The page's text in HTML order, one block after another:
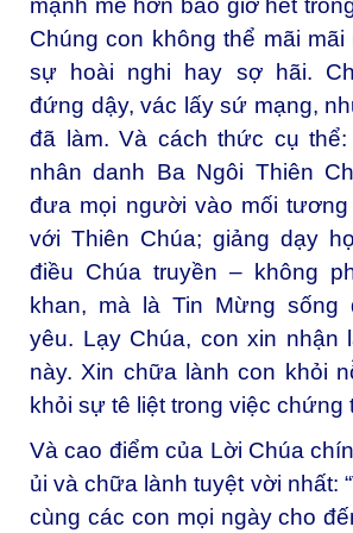
mạnh mẽ hơn bao giờ hết
Chúng con không thể mãi mãi
sự hoài nghi hay sợ hãi.
đứng dậy, vác lấy sứ mạng,
đã làm. Và cách thức cụ
nhân danh Ba Ngôi Thiên
đưa mọi người vào mối
với Thiên Chúa; giảng dạy
điều Chúa truyền – không
khan, mà là Tin Mừng sống
yêu. Lạy Chúa, con xin nhận
này. Xin chữa lành con khỏi
khỏi sự tê liệt trong việc chứng
Và cao điểm của Lời Chúa
ủi và chữa lành tuyệt vời nhất:
cùng các con mọi ngày cho